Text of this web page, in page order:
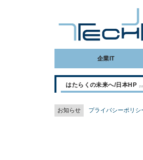
企業IT
はたらくの未来へ/日本HP
お知らせ プライバシーポリ